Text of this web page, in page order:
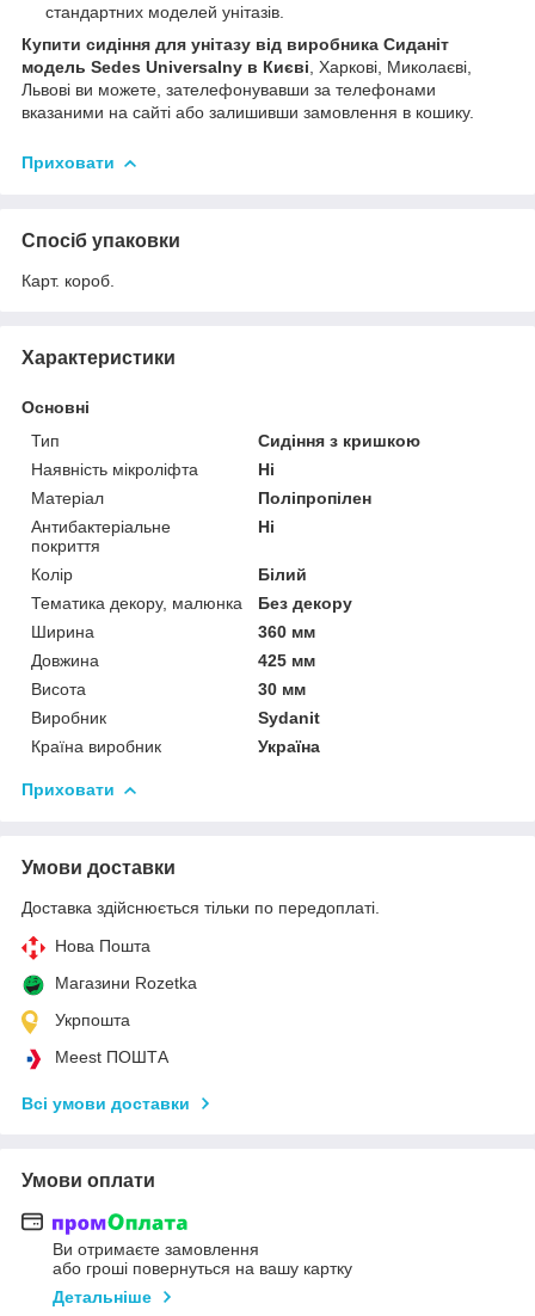
стандартних моделей унітазів.
Купити сидіння для унітазу від виробника Сиданіт
модель Sedes Universalny в Києві , Харкові, Миколаєві,
Львові ви можете, зателефонувавши за телефонами
вказаними на сайті або залишивши замовлення в кошику.
Приховати
Спосіб упаковки
Карт. короб.
Характеристики
Основні
Тип
Сидіння з кришкою
Наявність мікроліфта
Ні
Матеріал
Поліпропілен
Антибактеріальне
покриття
Ні
Колір
Білий
Тематика декору, малюнка
Без декору
Ширина
360 мм
Довжина
425 мм
Висота
30 мм
Виробник
Sydanit
Країна виробник
Україна
Приховати
Умови доставки
Доставка здійснюється тільки по передоплаті.
Нова Пошта
Магазини Rozetka
Укрпошта
Meest ПОШТА
Всі умови доставки
Умови оплати
Ви отримаєте замовлення
або гроші повернуться на вашу картку
Детальніше